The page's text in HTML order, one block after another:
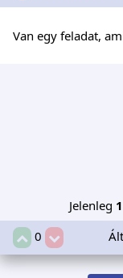
Van egy feladat,
Jelenleg 1
0